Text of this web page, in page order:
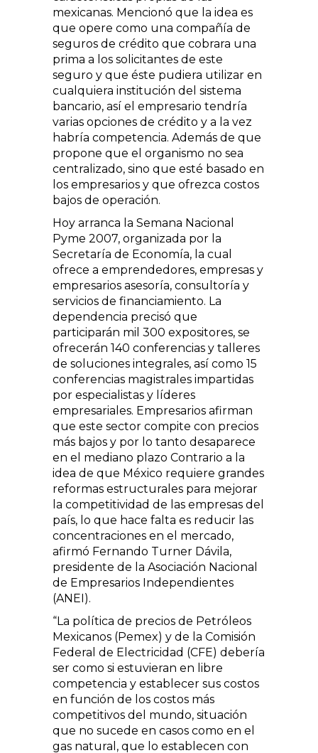
mexicanas. Mencionó que la idea es
que opere como una compañía de
seguros de crédito que cobrara una
prima a los solicitantes de este
seguro y que éste pudiera utilizar en
cualquiera institución del sistema
bancario, así el empresario tendría
varias opciones de crédito y a la vez
habría competencia. Además de que
propone que el organismo no sea
centralizado, sino que esté basado en
los empresarios y que ofrezca costos
bajos de operación.
Hoy arranca la Semana Nacional
Pyme 2007, organizada por la
Secretaría de Economía, la cual
ofrece a emprendedores, empresas y
empresarios asesoría, consultoría y
servicios de financiamiento. La
dependencia precisó que
participarán mil 300 expositores, se
ofrecerán 140 conferencias y talleres
de soluciones integrales, así como 15
conferencias magistrales impartidas
por especialistas y líderes
empresariales. Empresarios afirman
que este sector compite con precios
más bajos y por lo tanto desaparece
en el mediano plazo Contrario a la
idea de que México requiere grandes
reformas estructurales para mejorar
la competitividad de las empresas del
país, lo que hace falta es reducir las
concentraciones en el mercado,
afirmó Fernando Turner Dávila,
presidente de la Asociación Nacional
de Empresarios Independientes
(ANEI).
“La política de precios de Petróleos
Mexicanos (Pemex) y de la Comisión
Federal de Electricidad (CFE) debería
ser como si estuvieran en libre
competencia y establecer sus costos
en función de los costos más
competitivos del mundo, situación
que no sucede en casos como en el
gas natural, que lo establecen con